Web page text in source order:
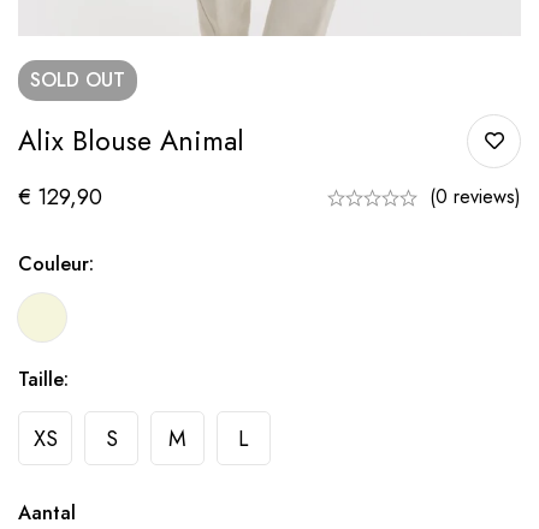
SOLD OUT
Alix Blouse Animal
€ 129,90 (0 reviews)
Couleur:
Taille:
XS S M L
Aantal